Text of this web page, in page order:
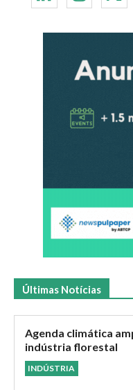
Últimas Notícias
Agenda climática
indústria florestal
INDÚSTRIA